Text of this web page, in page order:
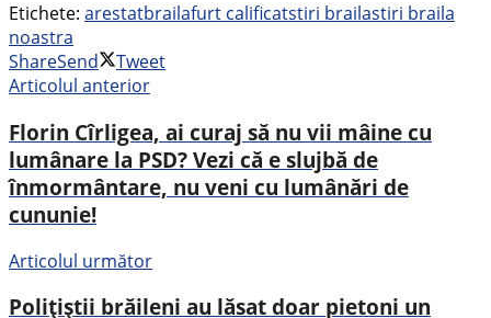
Etichete: arestatbrailafurt calificatstiri brailastiri braila
noastra
ShareSend
Tweet
Articolul anterior
Florin Cîrligea, ai curaj să nu vii mâine cu
lumânare la PSD? Vezi că e slujbă de
înmormântare, nu veni cu lumânări de
cununie!
Articolul următor
Polițiștii brăileni au lăsat doar pietoni un